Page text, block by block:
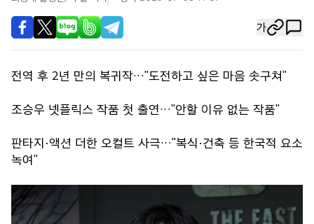
가
전역 후 2년 만의 복귀작…"도전하고 싶은 마음 솟구쳐"
조승우 넷플릭스 작품 첫 출연…"안할 이유 없는 작품"
판타지·액션 더한 오컬트 사극…"복식·건축 등 한국적 요소
녹여"